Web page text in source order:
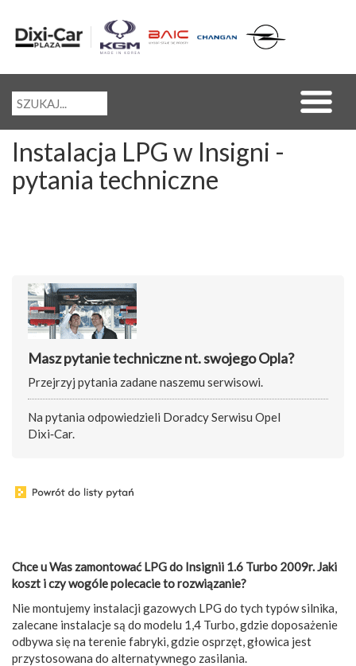
Instalacja LPG w Insigni -
pytania techniczne
Masz pytanie techniczne nt. swojego Opla?
Przejrzyj pytania zadane naszemu serwisowi.
Na pytania odpowiedzieli Doradcy Serwisu Opel
Dixi‑Car.
Chce u Was zamontować LPG do Insignii 1.6 Turbo 2009r. Jaki
koszt i czy wogóle polecacie to rozwiązanie?
Nie montujemy instalacji gazowych LPG do tych typów silnika,
zalecane instalacje są do modelu 1,4 Turbo, gdzie doposażenie
odbywa się na terenie fabryki, gdzie osprzęt, głowica jest
przystosowana do alternatywnego zasilania.